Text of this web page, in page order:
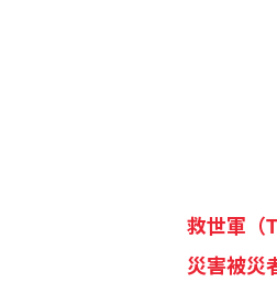
救世軍（
災害被災